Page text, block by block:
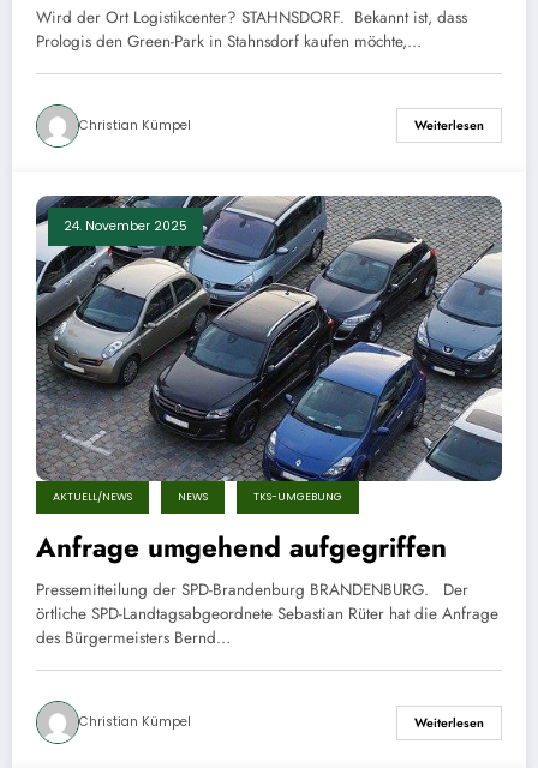
Wird der Ort Logistikcenter? STAHNSDORF. Bekannt ist, dass
Prologis den Green-Park in Stahnsdorf kaufen möchte,…
Christian Kümpel Weiterlesen
24. November 2025
AKTUELL/NEWS NEWS TKS-UMGEBUNG
Anfrage umgehend aufgegriffen
Pressemitteilung der SPD-Brandenburg BRANDENBURG. Der
örtliche SPD-Landtagsabgeordnete Sebastian Rüter hat die Anfrage
des Bürgermeisters Bernd…
Christian Kümpel Weiterlesen